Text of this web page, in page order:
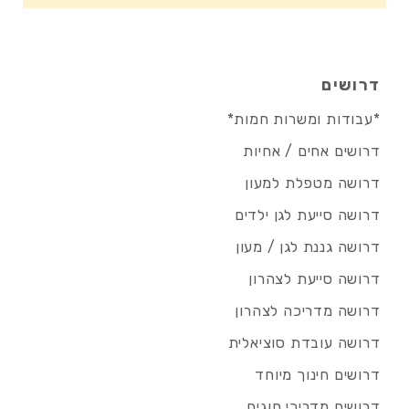
דרושים
*עבודות ומשרות חמות*
דרושים אחים / אחיות
דרושה מטפלת למעון
דרושה סייעת לגן ילדים
דרושה גננת לגן / מעון
דרושה סייעת לצהרון
דרושה מדריכה לצהרון
דרושה עובדת סוציאלית
דרושים חינוך מיוחד